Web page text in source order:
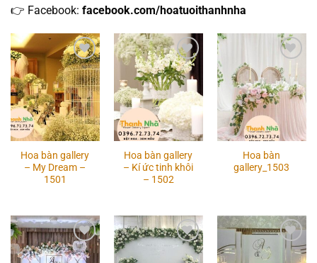
👉 Facebook: facebook.com/hoatuoithanhnha
Add to
wishlist
Hoa bàn gallery
– My Dream –
1501
Add to
wishlist
Hoa bàn gallery
– Kí ức tinh khôi
– 1502
Add to
wishlist
Hoa bàn
gallery_1503
Add to
Add to
Add to